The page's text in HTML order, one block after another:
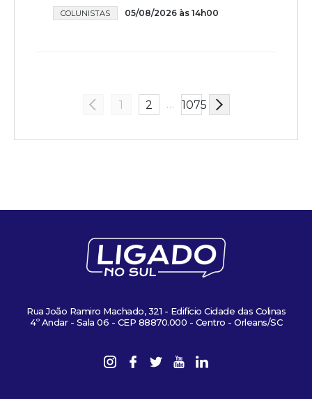
COLUNISTAS 05/08/2026 às 14h00
1 2 … 1075
Rua João Ramiro Machado, 321 - Edifício Cidade das Colinas
4º Andar - Sala 06 - CEP 88870.000 - Centro - Orleans/SC